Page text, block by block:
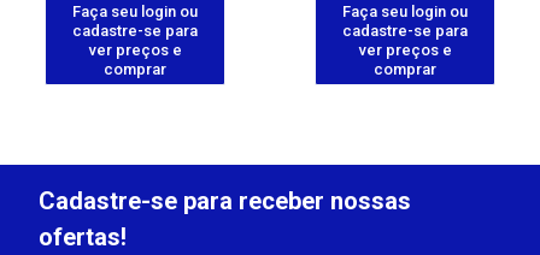
Faça seu login ou
cadastre-se para
ver preços e
comprar
Faça seu login ou
cadastre-se para
ver preços e
comprar
Cadastre-se para receber nossas
ofertas!